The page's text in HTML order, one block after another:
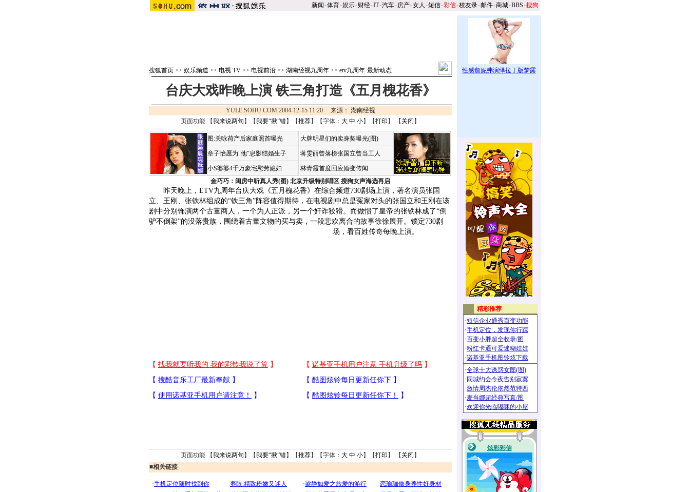
新闻-体育-娱乐-财经-IT-汽车-房产-女人 -短信-彩信-校友录-邮件-商城-BBS-搜狗
搜狐首页 >> 娱乐频道 >> 电视 TV >> 电视前沿 >> 湖南经视九周年 >> etv九周年·最新动态
台庆大戏昨晚上演 铁三角打造《五月槐花香》
YULE.SOHU.COM 2004-12-15 11:20 来源： 湖南经视
页面功能 【我来说两句 】【我要“揪”错】【推荐】【字体： 大 中 小】【打印 】 【 关闭 】
图:关咏荷产后家庭照首曝光
章子怡愿为"他"息影结婚生子
小S婆婆4千万豪宅慰劳媳妇
大牌明星们的卖身契曝光(图)
蒋雯丽曾落榜张国立曾当工人
林青霞首度回应婚变传闻
金巧巧：闺房中听真人秀(图) 北京升级特别唱区 搜狗女声海选再启
昨天晚上，ETV九周年台庆大戏《五月槐花香》在综合频道730剧场上演，著名演员张国
立、王刚、 张铁林组成的“铁三角”阵容值得期待，在电视剧中总是冤家对头的张国立和王刚在该
剧中分别饰演两个古董商人，一个为人正派，另一个奸诈狡猾。而做惯了皇帝的张铁林成了“倒
驴不倒架”的没落贵族，围绕着古董文物的买与卖，一段悲欢离合的故事徐徐展开。锁定730剧
场， 看百姓传奇每晚上演。
页面功能 【我来说两句 】【我要“揪”错】【推荐】【字体： 大 中 小】【打印 】 【 关闭 】
■相关链接